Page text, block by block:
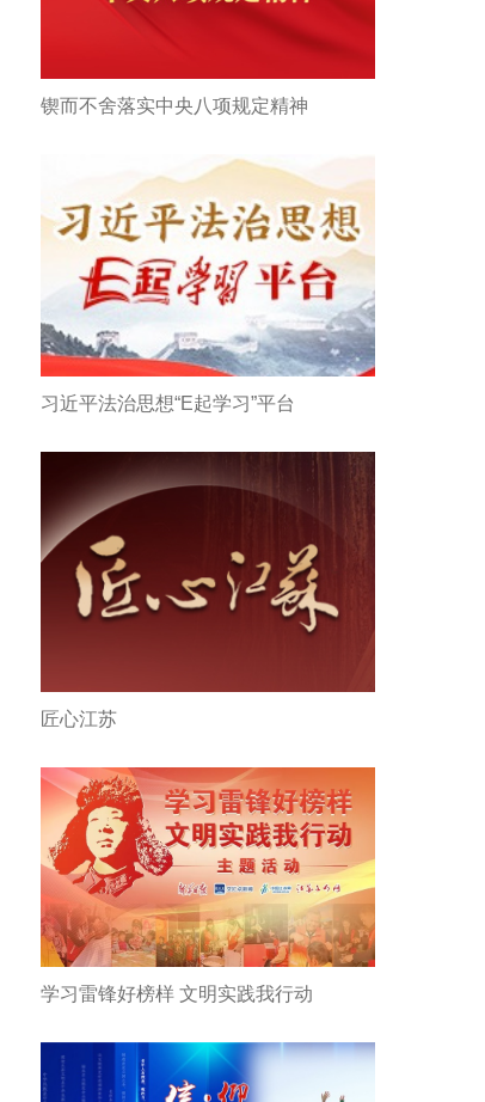
锲而不舍落实中央八项规定精神
习近平法治思想“E起学习”平台
匠心江苏
学习雷锋好榜样 文明实践我行动